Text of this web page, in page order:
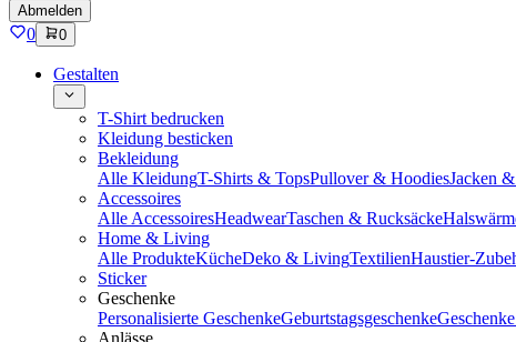
Abmelden
0 0
Gestalten
T-Shirt bedrucken
Kleidung besticken
Bekleidung
Alle KleidungT-Shirts & TopsPullover & HoodiesJacken
Accessoires
Alle AccessoiresHeadwearTaschen & Rucksäcke
Home & Living
Alle ProdukteKücheDeko & LivingTextilienHaustier-
Sticker
Geschenke
Personalisierte GeschenkeGeburtstagsgeschenke